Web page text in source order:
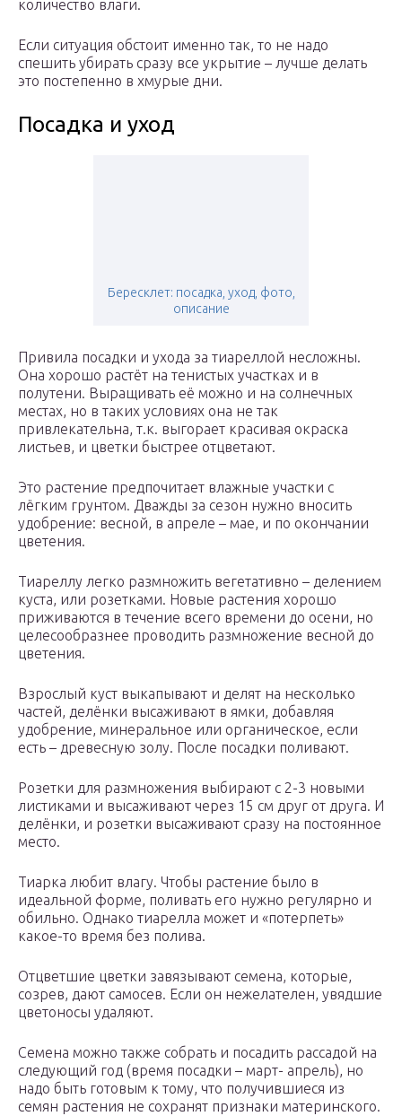
количество влаги.
Если ситуация обстоит именно так, то не надо
спешить убирать сразу все укрытие – лучше делать
это постепенно в хмурые дни.
Посадка и уход
Бересклет: посадка, уход, фото,
описание
Привила посадки и ухода за тиареллой несложны.
Она хорошо растёт на тенистых участках и в
полутени. Выращивать её можно и на солнечных
местах, но в таких условиях она не так
привлекательна, т.к. выгорает красивая окраска
листьев, и цветки быстрее отцветают.
Это растение предпочитает влажные участки с
лёгким грунтом. Дважды за сезон нужно вносить
удобрение: весной, в апреле – мае, и по окончании
цветения.
Тиареллу легко размножить вегетативно – делением
куста, или розетками. Новые растения хорошо
приживаются в течение всего времени до осени, но
целесообразнее проводить размножение весной до
цветения.
Взрослый куст выкапывают и делят на несколько
частей, делёнки высаживают в ямки, добавляя
удобрение, минеральное или органическое, если
есть – древесную золу. После посадки поливают.
Розетки для размножения выбирают с 2-3 новыми
листиками и высаживают через 15 см друг от друга. И
делёнки, и розетки высаживают сразу на постоянное
место.
Тиарка любит влагу. Чтобы растение было в
идеальной форме, поливать его нужно регулярно и
обильно. Однако тиарелла может и «потерпеть»
какое-то время без полива.
Отцветшие цветки завязывают семена, которые,
созрев, дают самосев. Если он нежелателен, увядшие
цветоносы удаляют.
Семена можно также собрать и посадить рассадой на
следующий год (время посадки – март- апрель), но
надо быть готовым к тому, что получившиеся из
семян растения не сохранят признаки материнского.